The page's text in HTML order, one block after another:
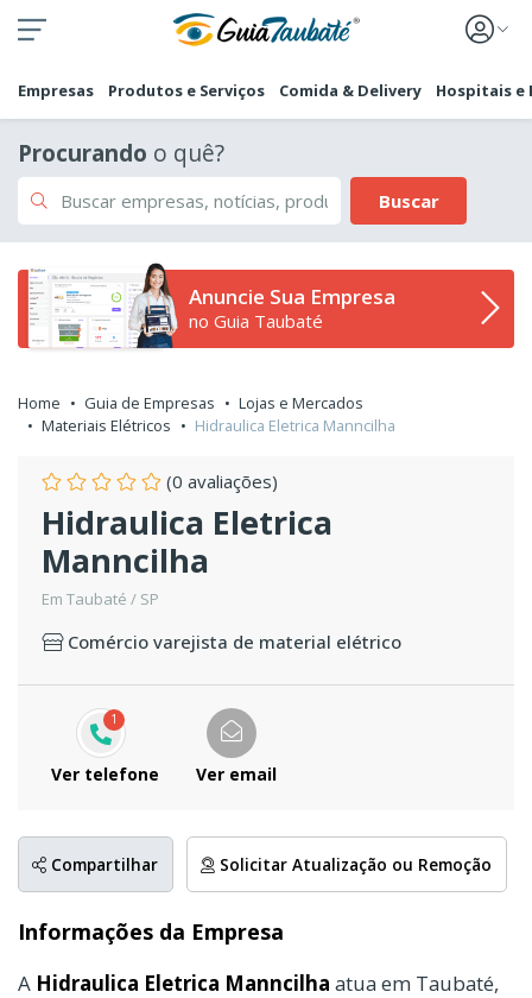
Empresas Produtos e Serviços Comida & Delivery Hospitais e
Procurando o quê?
Buscar
Anuncie Sua Empresa
no Guia Taubaté
Home Guia de Empresas
Lojas e Mercados
Materiais Elétricos
Hidraulica Eletrica Manncilha
(0 avaliações)
Hidraulica Eletrica
Manncilha
Em Taubaté / SP
Comércio varejista de material elétrico
1
Ver telefone Ver email
Compartilhar Solicitar Atualização ou Remoção
Informações da Empresa
A Hidraulica Eletrica Manncilha atua em Taubaté,